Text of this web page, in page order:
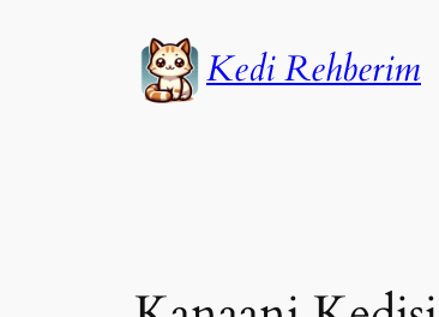
Kedi Rehberim